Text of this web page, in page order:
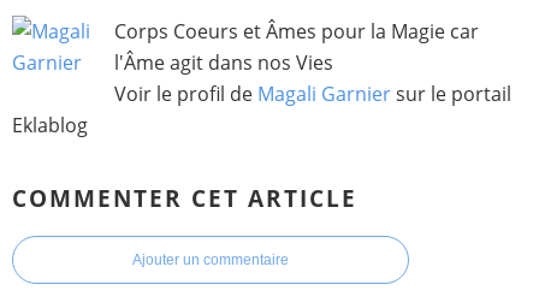
Corps Coeurs et Âmes pour la Magie car
l'Âme agit dans nos Vies
Voir le profil de Magali Garniersur le portail
Eklablog
COMMENTER CET ARTICLE
Ajouter un commentaire